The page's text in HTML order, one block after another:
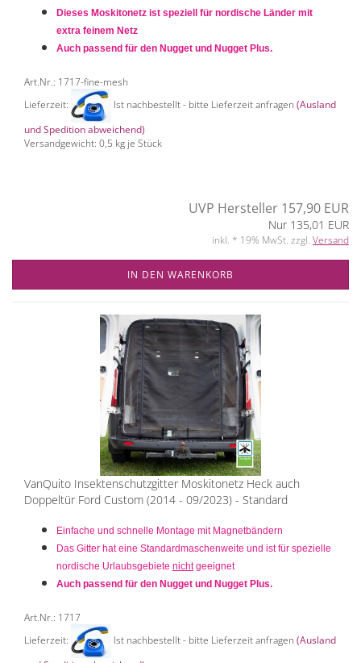
Dieses Moskitonetz ist speziell für nordische Länder mit
extra feinem Netz
Auch passend für den Nugget und Nugget Plus.
Art.Nr.: 1717-fine-mesh
Lieferzeit:
Ist nachbestellt - bitte Lieferzeit anfragen (Ausland
und Spedition abweichend)
Versandgewicht: 0,5 kg je Stück
UVP Hersteller 157,90 EUR
Nur 135,01 EUR
inkl. * 19% MwSt. zzgl. Versand
IN DEN WARENKORB
VanQuito Insektenschutzgitter Moskitonetz Heck auch
Doppeltür Ford Custom (2014 - 09/2023) - Standard
Einfache und schnelle Montage mit Magnetbändern
Das Gitter hat eine Standardmaschenweite und ist für spezielle
nordische Urlaubsgebiete nichtgeeignet
Auch passend für den Nugget und Nugget Plus.
Art.Nr.: 1717
Lieferzeit:
Ist nachbestellt - bitte Lieferzeit anfragen (Ausland